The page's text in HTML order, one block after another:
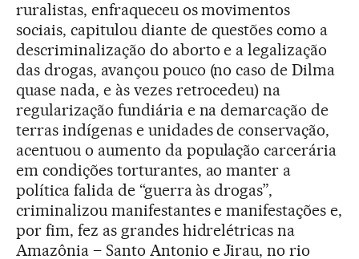
ruralistas, enfraqueceu os movimentos
sociais, capitulou diante de questões como a
descriminalização do aborto e a legalização
das drogas, avançou pouco (no caso de Dilma
quase nada, e às vezes retrocedeu) na
regularização fundiária e na demarcação de
terras indígenas e unidades de conservação,
acentuou o aumento da população carcerária
em condições torturantes, ao manter a
política falida de “guerra às drogas”,
criminalizou manifestantes e manifestações e,
por fim, fez as grandes hidrelétricas na
Amazônia – Santo Antonio e Jirau, no rio